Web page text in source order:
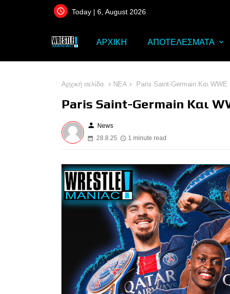
Today | 6, August 2026
ΑΡΧΙΚΗ ΑΠΟΤΕΛΕΣΜΑΤΑ
Αρχική σελίδα ΝΕΑ Paris Saint-Germain Και WWE
Paris Saint-Germain Και
person News
28.8.25
1 minute read